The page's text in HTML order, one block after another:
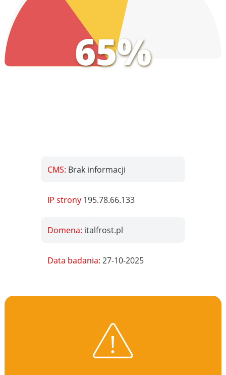
65%
CMS: Brak informacji
IP strony 195.78.66.133
Domena: italfrost.pl
Data badania:27-10-2025